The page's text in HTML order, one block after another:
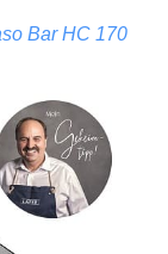
Bar HC 170